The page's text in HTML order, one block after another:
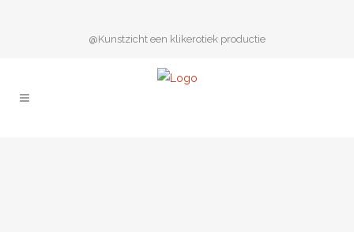
@Kunstzicht een klikerotiek productie